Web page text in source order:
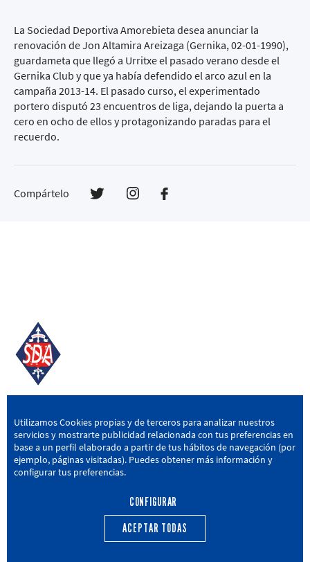
La Sociedad Deportiva Amorebieta desea anunciar la
renovación de Jon Altamira Areizaga (Gernika, 02-01-1990),
guardameta que llegó a Urritxe el pasado verano desde el
Gernika Club y que ya había defendido el arco azul en la
campaña 2013-14. El pasado curso, el experimentado
portero disputó 23 encuentros de liga, dejando la puerta a
cero en ocho de ellos y protagonizando paradas para el
recuerdo.
Compártelo
SD AMOREBIETA
San Miguel Kalea, 16, 48340 Amorebieta, Bizkaia
946 604 751 | sda@sdamorebieta.eus
CANTERA ACTUALIDAD
Utilizamos Cookies propias y de terceros para analizar nuestros
servicios y mostrarte publicidad relacionada con tus preferencias en
base a un perfil elaborado a partir de tus hábitos de navegación (por
ejemplo, páginas visitadas). Puedes obtener más información y
configurar tus preferencias.
CONFIGURAR
ACEPTAR TODAS